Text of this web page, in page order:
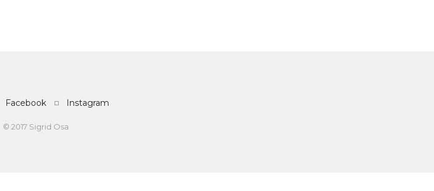
Facebook Instagram
© 2017 Sigrid Osa